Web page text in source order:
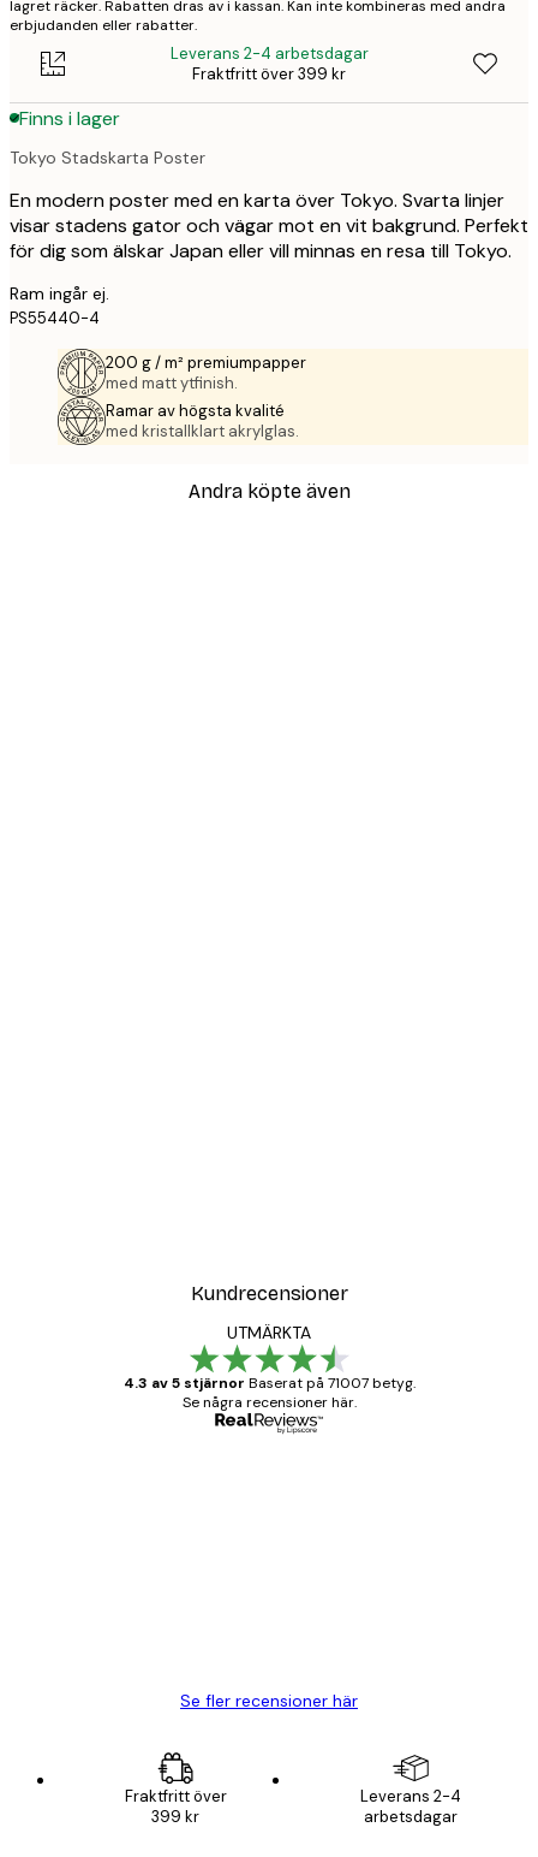
lagret räcker. Rabatten dras av i kassan. Kan inte kombineras med andra
erbjudanden eller rabatter.
Leverans 2-4 arbetsdagar
Fraktfritt över 399 kr
Finns i lager
Tokyo Stadskarta Poster
En modern poster med en karta över Tokyo. Svarta linjer
visar stadens gator och vägar mot en vit bakgrund. Perfekt
för dig som älskar Japan eller vill minnas en resa till Tokyo.
Ram ingår ej.
PS55440-4
200 g / m² premiumpapper
med matt ytfinish.
Ramar av högsta kvalité
med kristallklart akrylglas.
Andra köpte även
Kundrecensioner
UTMÄRKTA
4.3 av 5 stjärnor Baserat på 71007 betyg.
Se några recensioner här.
Se fler recensioner här
Fraktfritt över
399 kr
Leverans 2-4
arbetsdagar